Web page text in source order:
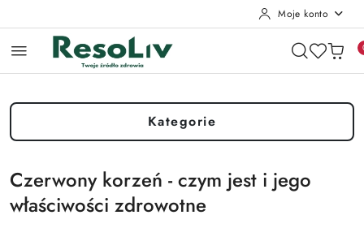
Moje konto
Kategorie
Czerwony korzeń - czym jest i jego
właściwości zdrowotne